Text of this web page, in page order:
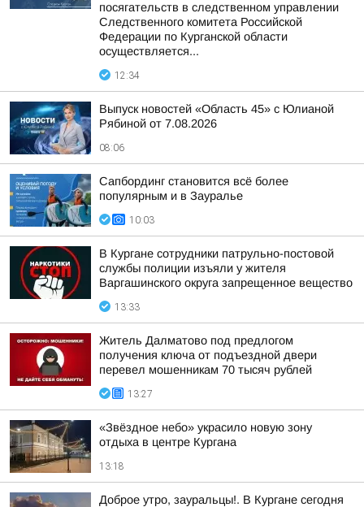
посягательств в следственном управлении
Следственного комитета Российской
Федерации по Курганской области
осуществляется...
12:34
Выпуск новостей «Область 45» с Юлианой
Рябиной от 7.08.2026
08:06
Сапбординг становится всё более
популярным и в Зауралье
10:03
В Кургане сотрудники патрульно-постовой
службы полиции изъяли у жителя
Варгашинского округа запрещенное вещество
13:33
Житель Далматово под предлогом
получения ключа от подъездной двери
перевел мошенникам 70 тысяч рублей
13:27
«Звёздное небо» украсило новую зону
отдыха в центре Кургана
13:18
Доброе утро, зауральцы!. В Кургане сегодня